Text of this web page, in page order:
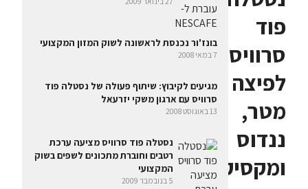
פוד
סרוויס
לפיצה
מטר,
ננדוס
ומקסיקנה
בונז'ור נכנסת לראשונה לשוק המזון המקצועי
7 במאי 2008
מגיעים לקיבוץ: שיתוף פעולה של נסטלה פוד
סרוויס עם ארגון משקי יזרעאל
13 באוגוסט 2008
נסטלה פוד סרוויס מציעה ערכת
רטבים וחוברת מתכונים לשפים בשוק
המקצועי
5 בנובמבר 2009